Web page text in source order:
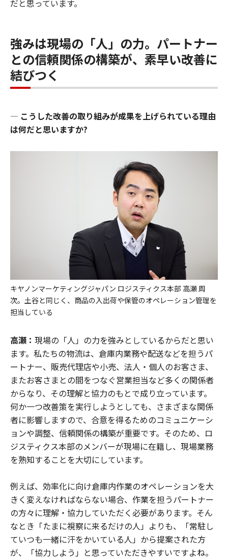
だと思っています。
強みは現場の「人」の力。パートナー
との信頼関係の構築が、素早い改善に
結びつく
― こうした改善の取り組みが成果を上げられている理由
は何だと思いますか?
キヤノンマーケティングジャパン ロジスティクス本部 高瀬 周
次。土谷と同じく、商品の入出荷や保管のオペレーション管理を
担当している
高瀬： 現場の「人」の力を強みとしているからだと思い
ます。私たちの物流は、倉庫内業務や配送などを担うパ
ートナー、販売代理店や小売、法人・個人のお客さま、
またお客さまとの間をつなぐ営業担当など多くの関係者
からなり、その理解と協力のもとで成り立っています。
何か一つ改善策を実行しようとしても、さまざまな関係
者に影響しますので、合意を得るためのコミュニケーシ
ョンや調整、信頼関係の構築が重要です。そのため、ロ
ジスティクス本部のメンバーが現場に在籍し、現場業務
を熟知することを大切にしています。
例えば、効率化に向け倉庫内作業のオペレーションを大
きく変えなければならない場合、作業を担うパートナー
の方々に理解・協力していただく必要があります。そん
なとき「たまに視察に来るだけの人」よりも、「常駐し
ていつも一緒に汗をかいている人」から提案された方
が、「協力しよう」と思っていただきやすいですよね。